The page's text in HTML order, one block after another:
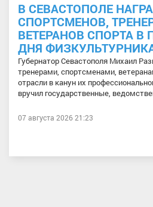
В СЕВАСТОПОЛЕ
СПОРТСМЕНОВ,
ВЕТЕРАНОВ СПОРТА В
ДНЯ
Губернатор Севастополя Михаил
тренерами, спортсменами,
отрасли в канун их
вручил государственные,
07 августа 2026 21:23